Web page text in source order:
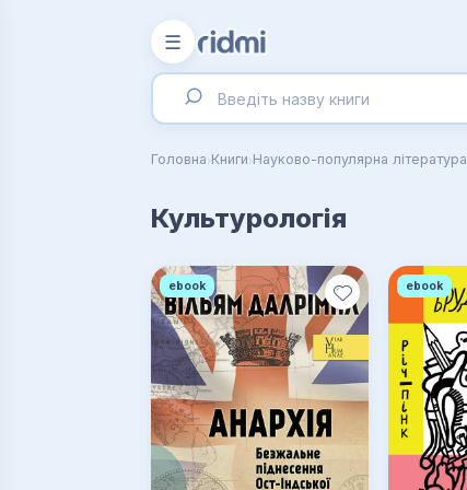
☰
Головна›Книги›Науково-популярна література
Культурологія
ebook ebook